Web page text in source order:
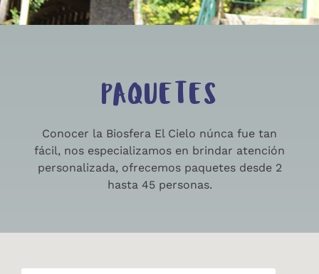
PAQUETES
Conocer la Biosfera El Cielo núnca fue tan
fácil, nos especializamos en brindar atención
personalizada, ofrecemos paquetes desde 2
hasta 45 personas.